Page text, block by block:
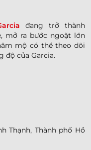
đang trở thành
mở ra bước ngoặt lớn
mộ có thể theo dõi
độ của Garcia.
Thạnh, Thành phố Hồ